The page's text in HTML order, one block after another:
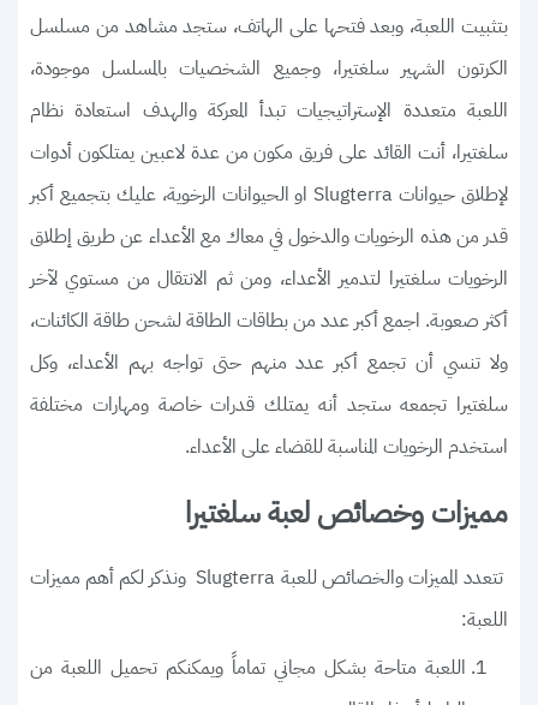
بتثبيت اللعبة، وبعد فتحها على الهاتف، ستجد مشاهد من مسلسل
الكرتون الشهير سلغتيرا، وجميع الشخصيات بالمسلسل موجودة،
اللعبة متعددة الإستراتيجيات تبدأ المعركة والهدف استعادة نظام
سلغتيرا، أنت القائد على فريق مكون من عدة لاعبين يمتلكون أدوات
لإطلاق حيوانات Slugterra او الحيوانات الرخوية، عليك بتجميع أكبر
قدر من هذه الرخويات والدخول في معاك مع الأعداء عن طريق إطلاق
الرخويات سلغتيرا لتدمير الأعداء، ومن ثم الانتقال من مستوي لآخر
أكثر صعوبة. اجمع أكبر عدد من بطاقات الطاقة لشحن طاقة الكائنات،
ولا تنسي أن تجمع أكبر عدد منهم حتى تواجه بهم الأعداء، وكل
سلغتيرا تجمعه ستجد أنه يمتلك قدرات خاصة ومهارات مختلفة
استخدم الرخويات المناسبة للقضاء على الأعداء.
مميزات وخصائص لعبة سلغتيرا
تتعدد المميزات والخصائص للعبة Slugterra ونذكر لكم أهم مميزات
اللعبة:
اللعبة متاحة بشكل مجاني تماماً ويمكنكم تحميل اللعبة من